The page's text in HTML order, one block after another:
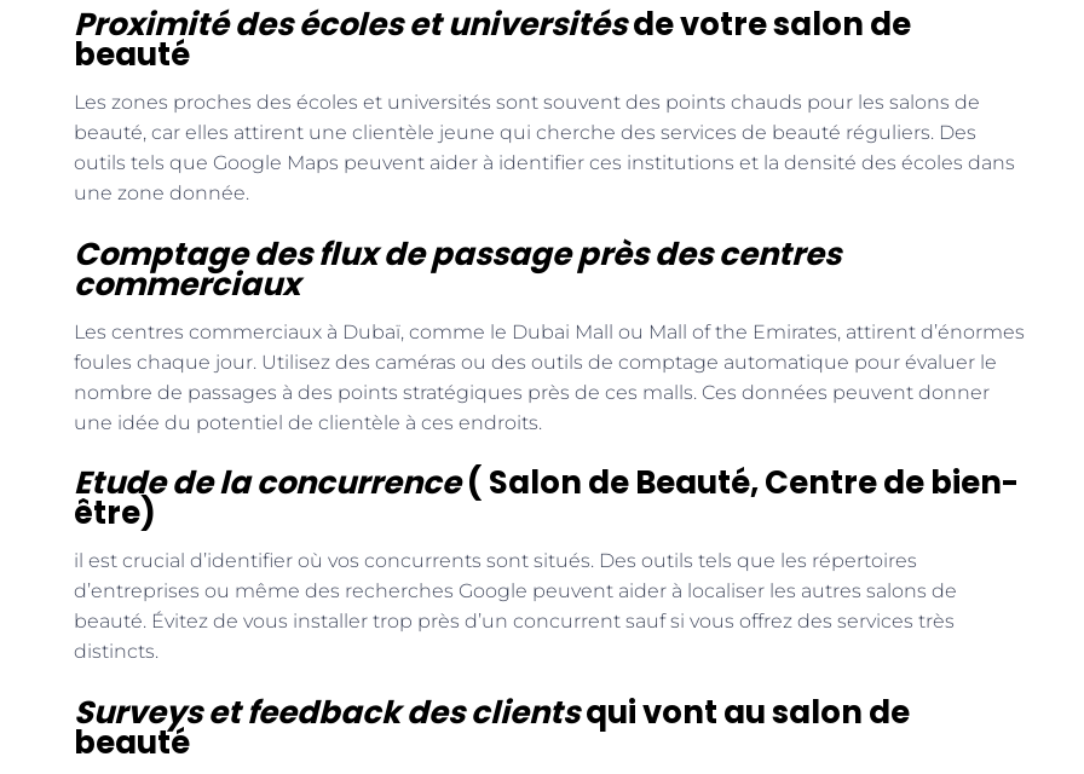
Proximité des écoles et universitésde votre salon de
beauté
Les zones proches des écoles et universités sont souvent des points chauds pour les salons de
beauté, car elles attirent une clientèle jeune qui cherche des services de beauté réguliers. Des
outils tels que Google Maps peuvent aider à identifier ces institutions et la densité des écoles dans
une zone donnée.
Comptage des flux de passage près des centres
commerciaux
Les centres commerciaux à Dubaï, comme le Dubai Mall ou Mall of the Emirates, attirent d’énormes
foules chaque jour. Utilisez des caméras ou des outils de comptage automatique pour évaluer le
nombre de passages à des points stratégiques près de ces malls. Ces données peuvent donner
une idée du potentiel de clientèle à ces endroits.
Etude de la concurrence( Salon de Beauté, Centre de bien-
être)
il est crucial d’identifier où vos concurrents sont situés. Des outils tels que les répertoires
d’entreprises ou même des recherches Google peuvent aider à localiser les autres salons de
beauté. Évitez de vous installer trop près d’un concurrent sauf si vous offrez des services très
distincts.
Surveys et feedback des clientsqui vont au salon de
beauté